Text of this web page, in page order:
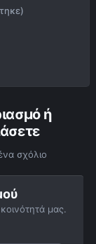
ή
σχόλιο
μας.